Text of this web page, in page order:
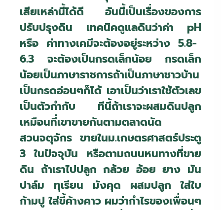
เสียเหล่านี้ได้ดี อันนี้เป็นเรื่องของการ
ปรับปรุงดิน เทคนิคดูแลดินว่าค่า pH
หรือ ค่าทางเคมีจะต้องอยู่ระหว่าง 5.8-
6.3 จะต้องเป็นกรดเล็กน้อย กรดเล็ก
น้อยเป็นภาษาราชการถ้าเป็นภาษาชาวบ้าน
เป็นกรดอ่อนๆก็ได้ เอาเป็นว่าเราใช้ตัวเลข
เป็นตัวกำกับ ทีนี้ถ้าเราจะผสมดินปลูก
เหมือนที่เขาขายกันตามตลาดนัด
สวนจตุจักร ขายในม.เกษตรศาสตร์ประตู
3 ในปัจจุบัน หรือตามถนนหนทางที่ขาย
ดิน ถ้าเราไปปลูก กล้วย อ้อย ยาง มัน
ปาล์ม ทุเรียน มังคุด ผสมปลูก ใส่ใบ
ก้ามปู ใส่ขี้ค้างคาว ผมว่ากำไรของเพื่อนๆ